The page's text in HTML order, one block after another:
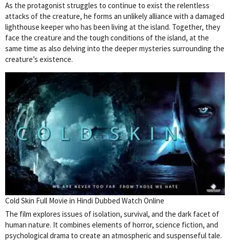
As the protagonist struggles to continue to exist the relentless
attacks of the creature, he forms an unlikely alliance with a damaged
lighthouse keeper who has been living at the island. Together, they
face the creature and the tough conditions of the island, at the
same time as also delving into the deeper mysteries surrounding the
creature’s existence.
Cold Skin Full Movie in Hindi Dubbed Watch Online
The film explores issues of isolation, survival, and the dark facet of
human nature. It combines elements of horror, science fiction, and
psychological drama to create an atmospheric and suspenseful tale.